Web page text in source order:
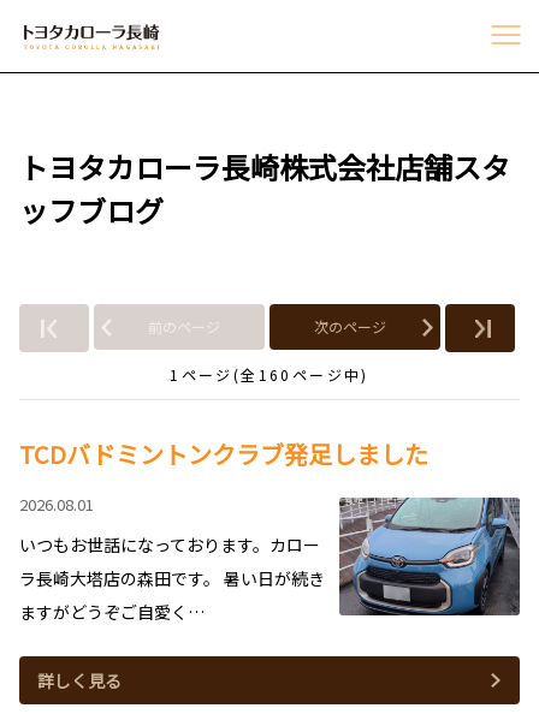
トヨタカローラ長崎株式会社店舗スタ
ッフブログ
前のページ 次のページ
1ページ(全160ページ中)
TCDバドミントンクラブ発足しました
2026.08.01
いつもお世話になっております。カロー
ラ長崎大塔店の森田です。 暑い日が続き
ますがどうぞご自愛く…
詳しく見る